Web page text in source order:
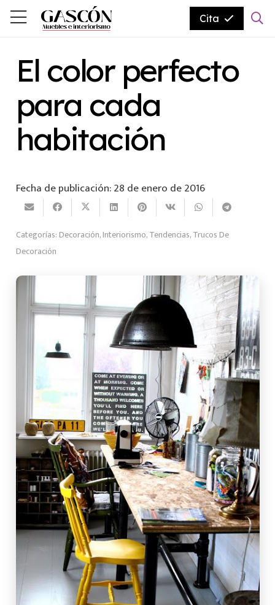
Cita
El color perfecto
para cada
habitación
Fecha de publicación:28 de enero de 2016
Categorías:Decoración,Interiorismo,Tendencias,Trucos De
Decoración